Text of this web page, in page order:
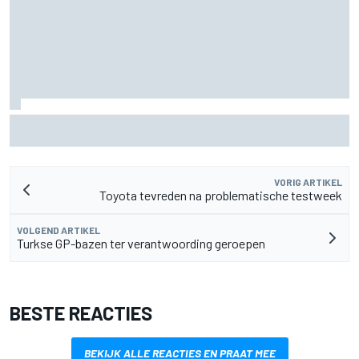
VORIG ARTIKEL
Toyota tevreden na problematische testweek
VOLGEND ARTIKEL
Turkse GP-bazen ter verantwoording geroepen
BESTE REACTIES
BEKIJK ALLE REACTIES EN PRAAT MEE